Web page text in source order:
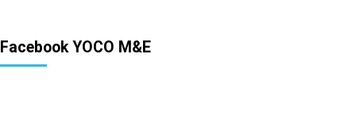
Facebook YOCO M&E